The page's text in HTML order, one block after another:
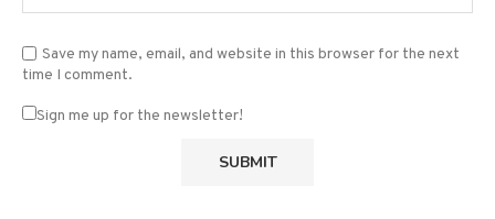
Save my name, email, and website in this browser for the next